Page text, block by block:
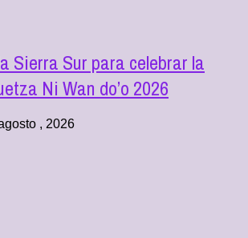
Sierra Sur para celebrar la
Ni Wan do’o 2026
, 2026